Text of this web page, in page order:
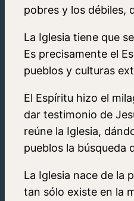
pobres y los débiles,
La Iglesia tiene que
Es precisamente el
pueblos y culturas
El Espíritu hizo el
dar testimonio de
reúne la Iglesia,
pueblos la búsqueda
La Iglesia nace de la
tan sólo existe en la